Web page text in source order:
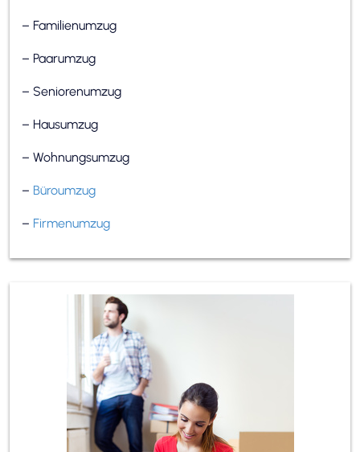
– Familienumzug
– Paarumzug
– Seniorenumzug
– Hausumzug
– Wohnungsumzug
– Büroumzug
– Firmenumzug